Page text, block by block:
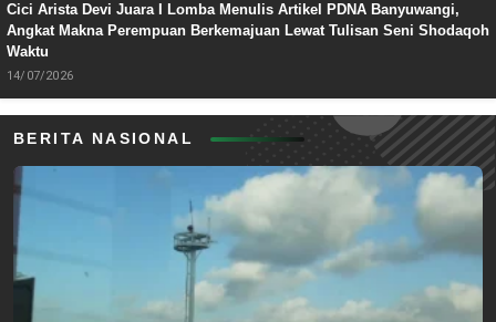
Cici Arista Devi Juara I Lomba Menulis Artikel PDNA Banyuwangi,
Angkat Makna Perempuan Berkemajuan Lewat Tulisan Seni Shodaqoh
Waktu
14/07/2026
BERITA NASIONAL